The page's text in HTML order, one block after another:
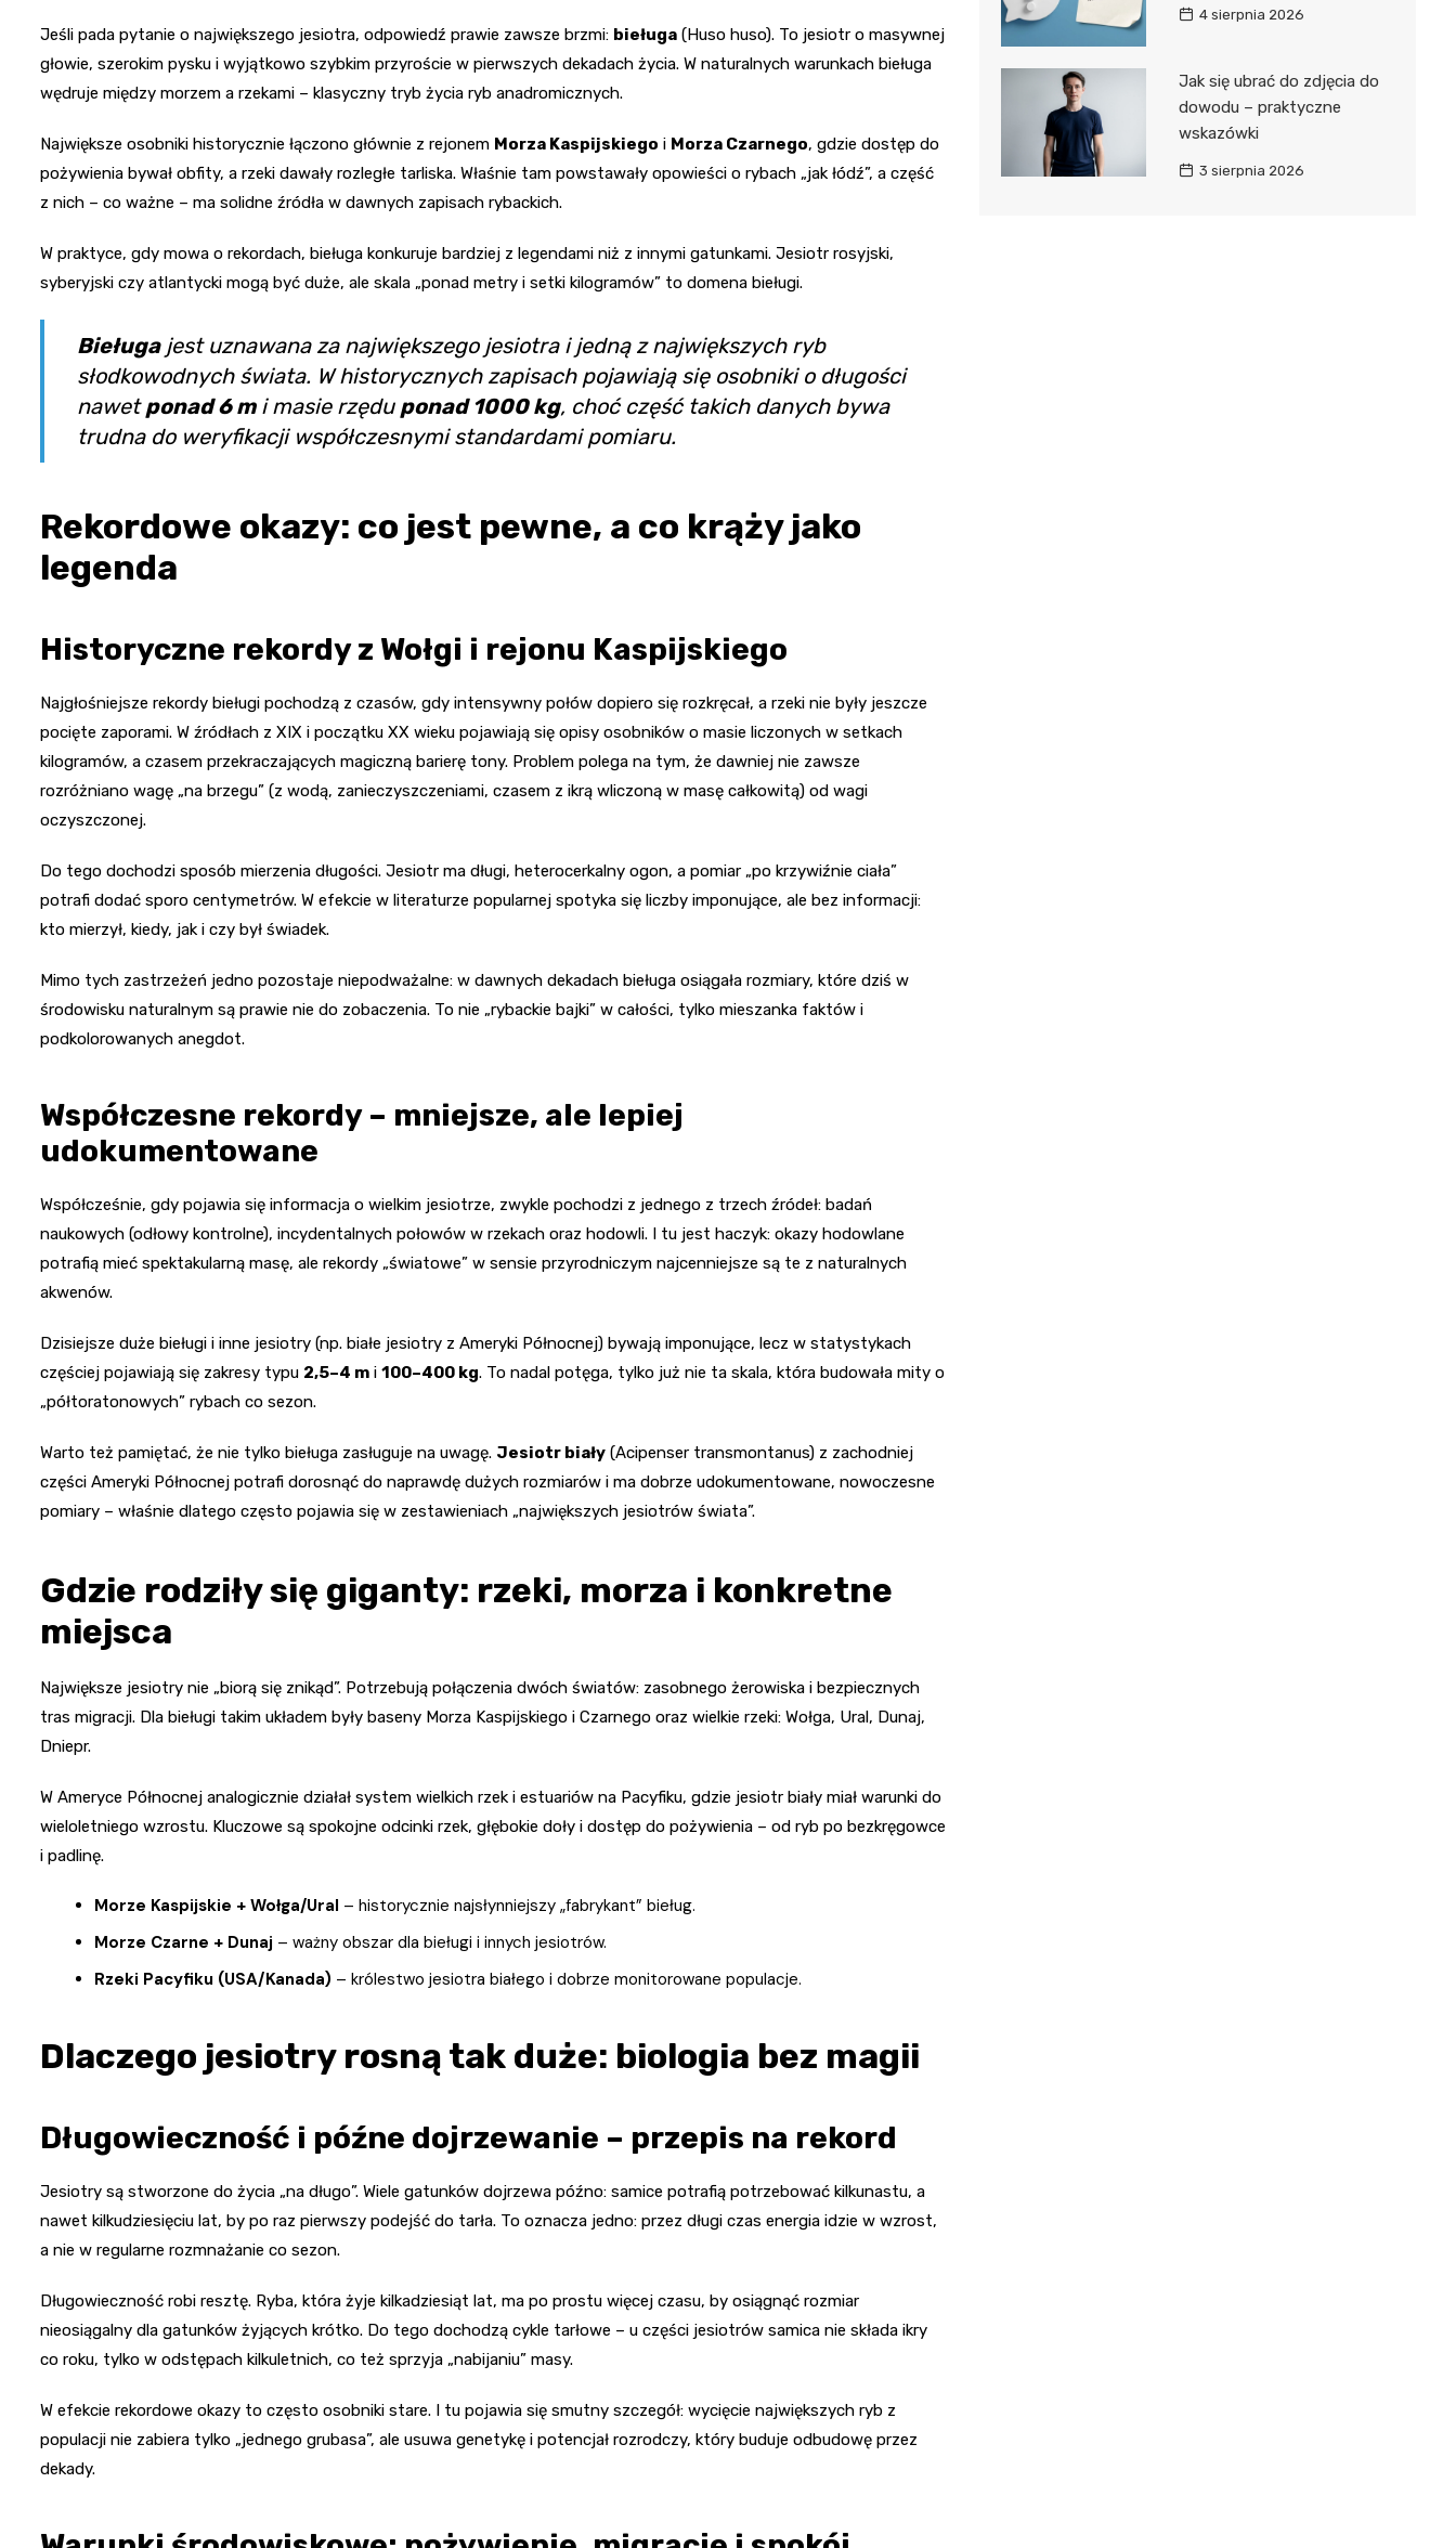
Jeśli pada pytanie o największego jesiotra, odpowiedź prawie zawsze brzmi: bieługa (Huso huso). To jesiotr o masywnej
głowie, szerokim pysku i wyjątkowo szybkim przyroście w pierwszych dekadach życia. W naturalnych warunkach bieługa
wędruje między morzem a rzekami – klasyczny tryb życia ryb anadromicznych.
Największe osobniki historycznie łączono głównie z rejonem Morza Kaspijskiego i Morza Czarnego, gdzie dostęp do
pożywienia bywał obfity, a rzeki dawały rozległe tarliska. Właśnie tam powstawały opowieści o rybach „jak łódź”, a część
z nich – co ważne – ma solidne źródła w dawnych zapisach rybackich.
W praktyce, gdy mowa o rekordach, bieługa konkuruje bardziej z legendami niż z innymi gatunkami. Jesiotr rosyjski,
syberyjski czy atlantycki mogą być duże, ale skala „ponad metry i setki kilogramów” to domena bieługi.
Bieługajest uznawana za największego jesiotra i jedną z największych ryb
słodkowodnych świata. W historycznych zapisach pojawiają się osobniki o długości
nawetponad 6 mi masie rzędu ponad 1000 kg, choć część takich danych bywa
trudna do weryfikacji współczesnymi standardami pomiaru.
Rekordowe okazy: co jest pewne, a co krąży jako
legenda
Historyczne rekordy z Wołgi i rejonu Kaspijskiego
Najgłośniejsze rekordy bieługi pochodzą z czasów, gdy intensywny połów dopiero się rozkręcał, a rzeki nie były jeszcze
pocięte zaporami. W źródłach z XIX i początku XX wieku pojawiają się opisy osobników o masie liczonych w setkach
kilogramów, a czasem przekraczających magiczną barierę tony. Problem polega na tym, że dawniej nie zawsze
rozróżniano wagę „na brzegu” (z wodą, zanieczyszczeniami, czasem z ikrą wliczoną w masę całkowitą) od wagi
oczyszczonej.
Do tego dochodzi sposób mierzenia długości. Jesiotr ma długi, heterocerkalny ogon, a pomiar „po krzywiźnie ciała”
potrafi dodać sporo centymetrów. W efekcie w literaturze popularnej spotyka się liczby imponujące, ale bez informacji:
kto mierzył, kiedy, jak i czy był świadek.
Mimo tych zastrzeżeń jedno pozostaje niepodważalne: w dawnych dekadach bieługa osiągała rozmiary, które dziś w
środowisku naturalnym są prawie nie do zobaczenia. To nie „rybackie bajki” w całości, tylko mieszanka faktów i
podkolorowanych anegdot.
Współczesne rekordy – mniejsze, ale lepiej
udokumentowane
Współcześnie, gdy pojawia się informacja o wielkim jesiotrze, zwykle pochodzi z jednego z trzech źródeł: badań
naukowych (odłowy kontrolne), incydentalnych połowów w rzekach oraz hodowli. I tu jest haczyk: okazy hodowlane
potrafią mieć spektakularną masę, ale rekordy „światowe” w sensie przyrodniczym najcenniejsze są te z naturalnych
akwenów.
Dzisiejsze duże bieługi i inne jesiotry (np. białe jesiotry z Ameryki Północnej) bywają imponujące, lecz w statystykach
częściej pojawiają się zakresy typu 2,5–4 m i 100–400 kg. To nadal potęga, tylko już nie ta skala, która budowała mity o
„półtoratonowych” rybach co sezon.
Warto też pamiętać, że nie tylko bieługa zasługuje na uwagę. Jesiotr biały (Acipenser transmontanus) z zachodniej
części Ameryki Północnej potrafi dorosnąć do naprawdę dużych rozmiarów i ma dobrze udokumentowane, nowoczesne
pomiary – właśnie dlatego często pojawia się w zestawieniach „największych jesiotrów świata”.
Gdzie rodziły się giganty: rzeki, morza i konkretne
miejsca
Największe jesiotry nie „biorą się znikąd”. Potrzebują połączenia dwóch światów: zasobnego żerowiska i bezpiecznych
tras migracji. Dla bieługi takim układem były baseny Morza Kaspijskiego i Czarnego oraz wielkie rzeki: Wołga, Ural, Dunaj,
Dniepr.
W Ameryce Północnej analogicznie działał system wielkich rzek i estuariów na Pacyfiku, gdzie jesiotr biały miał warunki do
wieloletniego wzrostu. Kluczowe są spokojne odcinki rzek, głębokie doły i dostęp do pożywienia – od ryb po bezkręgowce
i padlinę.
Morze Kaspijskie + Wołga/Ural – historycznie najsłynniejszy „fabrykant” bieług.
Morze Czarne + Dunaj – ważny obszar dla bieługi i innych jesiotrów.
Rzeki Pacyfiku (USA/Kanada) – królestwo jesiotra białego i dobrze monitorowane populacje.
Dlaczego jesiotry rosną tak duże: biologia bez magii
Długowieczność i późne dojrzewanie – przepis na rekord
Jesiotry są stworzone do życia „na długo”. Wiele gatunków dojrzewa późno: samice potrafią potrzebować kilkunastu, a
nawet kilkudziesięciu lat, by po raz pierwszy podejść do tarła. To oznacza jedno: przez długi czas energia idzie w wzrost,
a nie w regularne rozmnażanie co sezon.
Długowieczność robi resztę. Ryba, która żyje kilkadziesiąt lat, ma po prostu więcej czasu, by osiągnąć rozmiar
nieosiągalny dla gatunków żyjących krótko. Do tego dochodzą cykle tarłowe – u części jesiotrów samica nie składa ikry
co roku, tylko w odstępach kilkuletnich, co też sprzyja „nabijaniu” masy.
W efekcie rekordowe okazy to często osobniki stare. I tu pojawia się smutny szczegół: wycięcie największych ryb z
populacji nie zabiera tylko „jednego grubasa”, ale usuwa genetykę i potencjał rozrodczy, który buduje odbudowę przez
dekady.
4 sierpnia 2026
Jak się ubrać do zdjęcia do
dowodu – praktyczne
wskazówki
3 sierpnia 2026